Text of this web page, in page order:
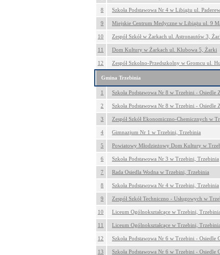
8 Szkoła Podstawowa Nr 4 w Libiążu ul.
9 Miejskie Centrum Medyczne w Libiążu ul. 9
10 Zespół Szkół w Żarkach ul. Astronautów 3,
11 Dom Kultury w Żarkach ul. Klubowa 5, Żarki
12 Zespół Szkolno-Przedszkolny w Gromcu ul.
Gmina Trzebinia
1 Szkoła Podstawowa Nr 8 w Trzebini -
2 Szkoła Podstawowa Nr 8 w Trzebini -
3 Zespół Szkół Ekonomiczno-Chemicznych w
4 Gimnazjum Nr 1 w Trzebini, Trzebinia
5 Powiatowy Młodzieżowy Dom Kultury w
6 Szkoła Podstawowa Nr 3 w Trzebini, Trzebinia
7 Rada Osiedla Wodna w Trzebini, Trzebinia
8 Szkoła Podstawowa Nr 4 w Trzebini, Trzebinia
9 Zespół Szkół Techniczno - Usługowych w
10 Liceum Ogólnokształcące w Trzebini,
11 Liceum Ogólnokształcące w Trzebini,
12 Szkoła Podstawowa Nr 6 w Trzebini - Osiedle
13 Szkoła Podstawowa Nr 6 w Trzebini - Osiedle